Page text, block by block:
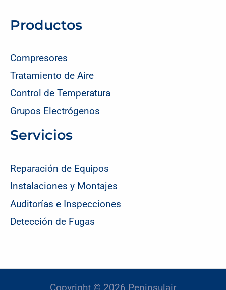
Productos
Compresores
Tratamiento de Aire
Control de Temperatura
Grupos Electrógenos
Servicios
Reparación de Equipos
Instalaciones y Montajes
Auditorías e Inspecciones
Detección de Fugas
Copyright © 2026 Peninsulair